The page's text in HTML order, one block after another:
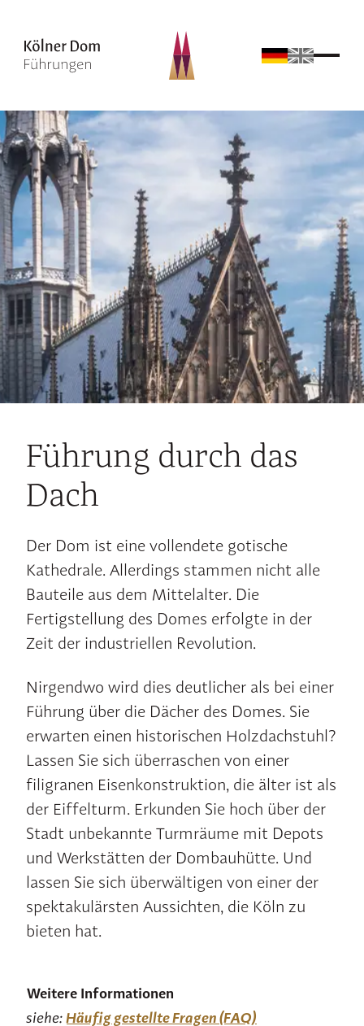
Führung durch das
Dach
Der Dom ist eine vollendete gotische
Kathedrale. Allerdings stammen nicht alle
Bauteile aus dem Mittelalter. Die
Fertigstellung des Domes erfolgte in der
Zeit der industriellen Revolution.
Nirgendwo wird dies deutlicher als bei einer
Führung über die Dächer des Domes. Sie
erwarten einen historischen Holzdachstuhl?
Lassen Sie sich überraschen von einer
filigranen Eisenkonstruktion, die älter ist als
der Eiffelturm. Erkunden Sie hoch über der
Stadt unbekannte Turmräume mit Depots
und Werkstätten der Dombauhütte. Und
lassen Sie sich überwältigen von einer der
spektakulärsten Aussichten, die Köln zu
bieten hat.
Weitere Informationen
siehe:Häufig gestellte Fragen (FAQ)